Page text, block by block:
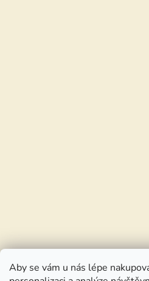
Aby se vám u nás lépe